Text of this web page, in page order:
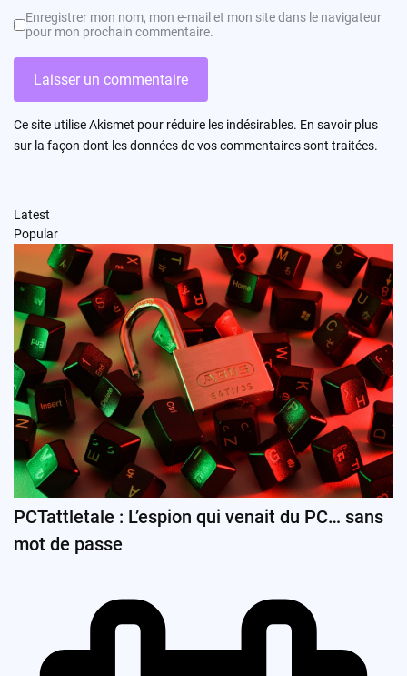
Enregistrer mon nom, mon e-mail et mon site dans le navigateur
pour mon prochain commentaire.
Ce site utilise Akismet pour réduire les indésirables. En savoir plus
sur la façon dont les données de vos commentaires sont traitées.
Latest
Popular
PCTattletale : L’espion qui venait du PC… sans
mot de passe